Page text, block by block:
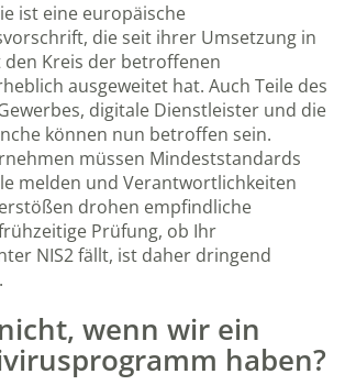
ist eine europäische
die seit ihrer Umsetzung in
den Kreis der betroffenen
ausgeweitet hat. Auch Teile des
digitale Dienstleister und die
können nun betroffen sein.
müssen Mindeststandards
melden und Verantwortlichkeiten
drohen empfindliche
Prüfung, ob Ihr
NIS2 fällt, ist daher dringend
wenn wir ein
haben?